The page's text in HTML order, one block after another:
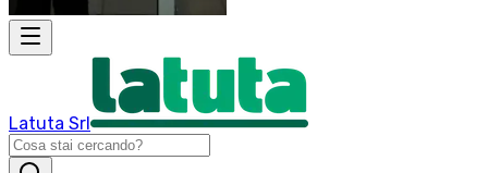
Latuta Srl